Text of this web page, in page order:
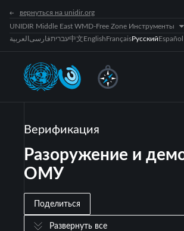
вернуться на unidir.org
UNIDIR Middle East WMD-Free Zone Инструменты
العربية فارسیעברית中文EnglishFrançaisРусскийEspañol
Верификация
Разоружение и
ОМУ
Поделиться
Развернуть все